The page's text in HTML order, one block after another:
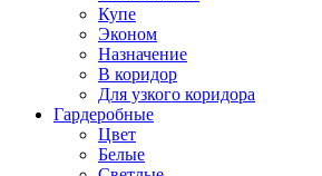
Купе
Эконом
Назначение
В коридор
Для узкого коридора
Гардеробные
Цвет
Белые